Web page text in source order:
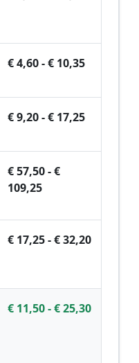
€ 4,60 - € 10,35
€ 9,20 - € 17,25
€ 57,50 - €
109,25
€ 17,25 - € 32,20
€ 11,50 - € 25,30